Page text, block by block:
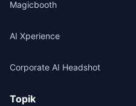
Magicbooth
AI Xperience
Corporate AI Headshot
Topik